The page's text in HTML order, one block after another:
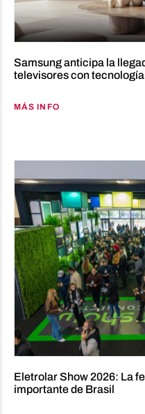
Samsung anticipa la
televisores con
MÁS INFO
Eletrolar Show 2026: La
importante de Brasil